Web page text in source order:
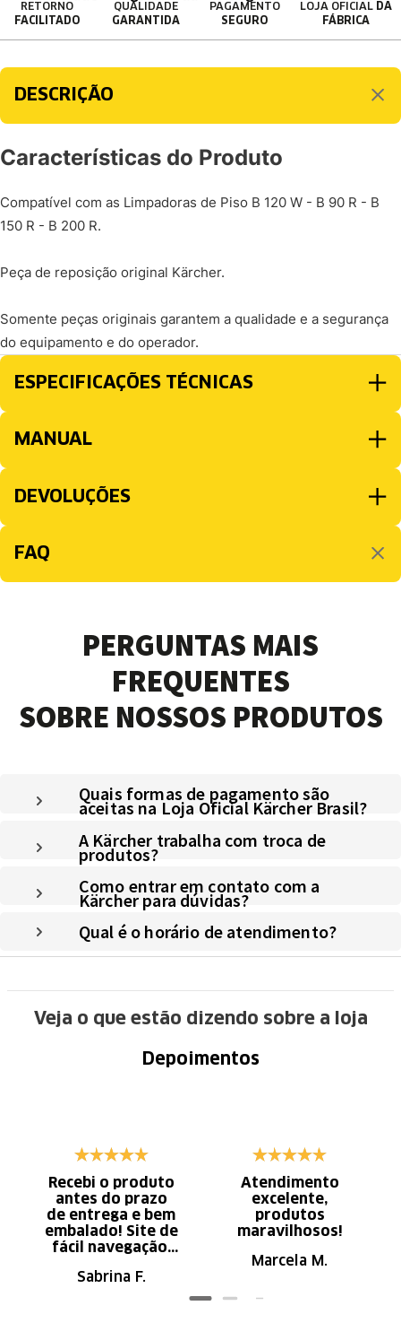
RETORNO
FACILITADO
QUALIDADE
GARANTIDA
PAGAMENTO
SEGURO
LOJA OFICIAL DA
FÁBRICA
DESCRIÇÃO
Características do Produto
Compatível com as Limpadoras de Piso B 120 W - B 90 R - B
150 R - B 200 R.
Peça de reposição original Kärcher.
Somente peças originais garantem a qualidade e a segurança
do equipamento e do operador.
ESPECIFICAÇÕES TÉCNICAS
MANUAL
DEVOLUÇÕES
FAQ
PERGUNTAS MAIS
FREQUENTES
SOBRE NOSSOS PRODUTOS
Quais formas de pagamento são
aceitas na Loja Oficial Kärcher Brasil?
A Kärcher trabalha com troca de
produtos?
Como entrar em contato com a
Kärcher para dúvidas?
Qual é o horário de atendimento?
Veja o que estão dizendo sobre a loja
Depoimentos
Recebi o produto
antes do prazo
de entrega e bem
embalado! Site de
fácil navegação.
Sabrina F.
Atendimento
excelente,
produtos
maravilhosos!
Marcela M.